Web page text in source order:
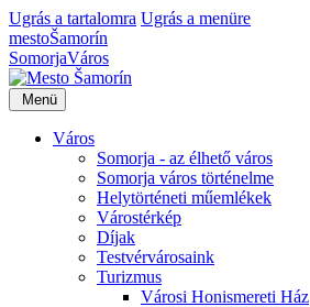
Ugrás a tartalomra Ugrás a menüre
mestoŠamorín
SomorjaVáros
Menü
Város
Somorja - az élhető város
Somorja város történelme
Helytörténeti műemlékek
Várostérkép
Díjak
Testvérvárosaink
Turizmus
Városi Honismereti Ház